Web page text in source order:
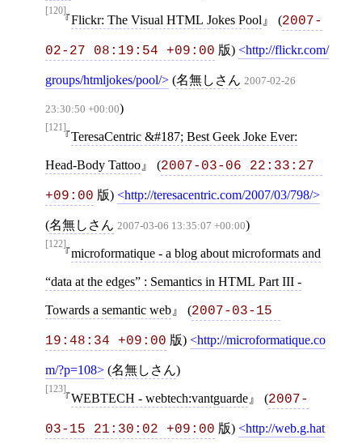
[120]
Flickr: The Visual HTML Jokes Pool (2007-
02-27 08:19:54 +09:00 版) http://flickr.com/
groups/htmljokes/pool/ (名無しさん 2007-02-26
23:30:50 +00:00)
[121]
TeresaCentric &#187; Best Geek Joke Ever:
Head-Body Tattoo (2007-03-06 22:33:27
+09:00 版) http://teresacentric.com/2007/03/798/
(名無しさん 2007-03-06 13:35:07 +00:00)
[122]
microformatique - a blog about microformats and
“data at the edges” : Semantics in HTML Part III -
Towards a semantic web (2007-03-15
19:48:34 +09:00 版) http://microformatique.co
m/?p=108 (名無しさん)
[123]
WEBTECH - webtech:vantguarde (2007-
03-15 21:30:02 +09:00 版) http://web.g.hat